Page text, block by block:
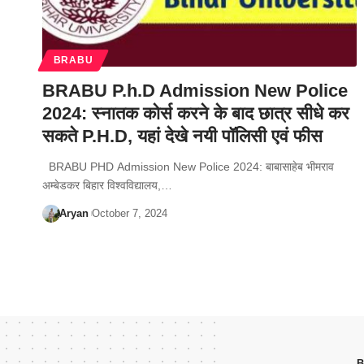
BRABU
BRABU P.h.D Admission New Police
2024: स्नातक कोर्स करने के बाद छात्र सीधे कर
सकते P.H.D, यहां देखे नयी पॉलिसी एवं फीस
BRABU PHD Admission New Police 2024: बाबासाहेब भीमराव
अम्बेडकर बिहार विश्वविद्यालय,…
Aryan October 7, 2024